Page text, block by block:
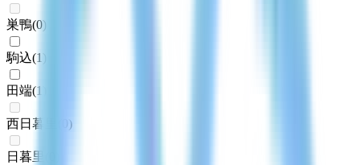
巣鴨(0)
駒込(1
田端(1
西日暮里 )
日暮里